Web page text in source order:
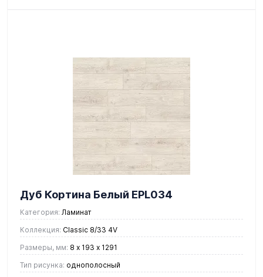
Дуб Кортина Белый EPL034
Категория: Ламинат
Коллекция: Classic 8/33 4V
Размеры, мм: 8 х 193 х 1291
Тип рисунка: однополосный